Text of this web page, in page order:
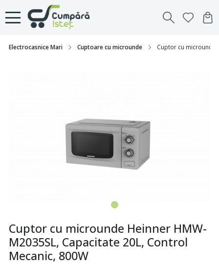
Electrocasnice Mari Cuptoare cu microunde Cuptor cu microunde
Cuptor cu microunde Heinner HMW-
M2035SL, Capacitate 20L, Control
Mecanic, 800W